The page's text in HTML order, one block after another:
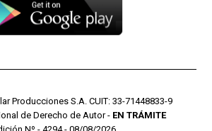
Producciones S.A. CUIT: 33-71448833-9
de Derecho de Autor - EN TRÁMITE